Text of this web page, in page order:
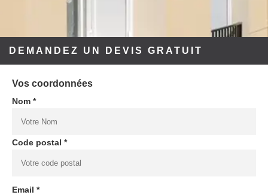
DEMANDEZ UN DEVIS GRATUIT
Vos coordonnées
Nom *
Code postal *
Email *